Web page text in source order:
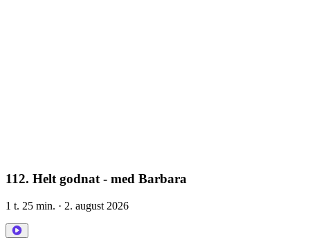
112. Helt godnat - med Barbara
1 t. 25 min. · 2. august 2026